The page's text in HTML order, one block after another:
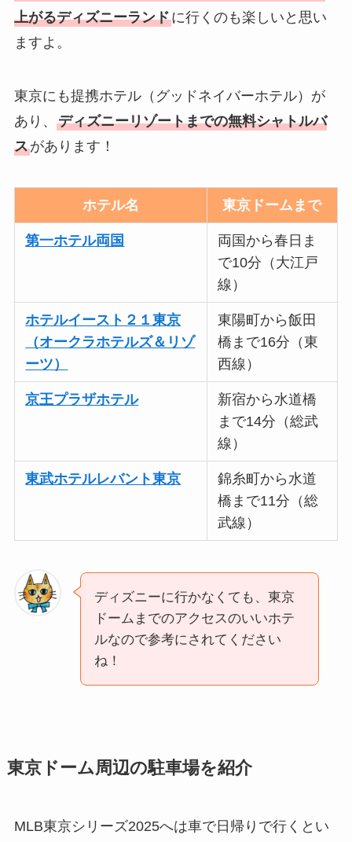
上がるディズニーランドに行くのも楽しいと思い
ますよ。
東京にも提携ホテル（グッドネイバーホテル）が
あり、 ディズニーリゾートまでの無料シャトルバ
スがあります！
ホテル名 東京ドームまで
第一ホテル両国
両国から春日ま
で10分（大江戸
線）
ホテルイースト２１東京
（オークラホテルズ＆リゾ
ーツ）
東陽町から飯田
橋まで16分（東
西線）
京王プラザホテル
新宿から水道橋
まで14分（総武
線）
東武ホテルレバント東京
錦糸町から水道
橋まで11分（総
武線）
ディズニーに行かなくても、東京
ドームまでのアクセスのいいホテ
ルなので参考にされてください
ね！
東京ドーム周辺の駐車場を紹介
MLB東京シリーズ2025へは車で日帰りで行くとい